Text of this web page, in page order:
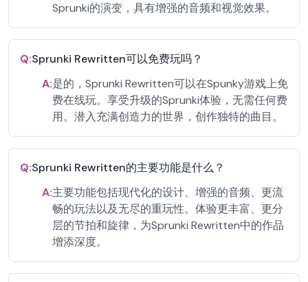
Sprunki的演变，具有增强的音频和视觉效果。
Q:Sprunki Rewritten可以免费玩吗？
A:是的，Sprunki Rewritten可以在Spunky游戏上免
费在线玩。享受升级的Sprunki体验，无需任何费
用。潜入充满创造力的世界，创作独特的曲目。
Q:Sprunki Rewritten的主要功能是什么？
A:主要功能包括现代化的设计、增强的音频、更流
畅的玩法以及无尽的重玩性。体验更丰富、更分
层的节拍和旋律，为Sprunki Rewritten中的作品
增添深度。